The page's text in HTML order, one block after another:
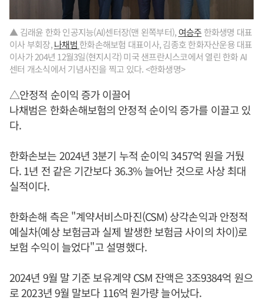
▲ 김래윤 한화 인공지능(AI)센터장(맨 왼쪽부터), 여승주 한화생명 대표
이사 부회장,나채범 한화손해보험 대표이사, 김종호 한화자산운용 대표
이사가 204년 12월3일(현지시각) 미국 샌프란시스코에서 열린 한화 AI
센터 개소식에서 기념사진을 찍고 있다. <한화생명>
△안정적 순이익 증가 이끌어
나채범은 한화손해보험의 안정적 순이익 증가를 이끌고 있
다.
한화손보는 2024년 3분기 누적 순이익 3457억 원을 거뒀
다. 1년 전 같은 기간보다 36.3% 늘어난 것으로 사상 최대
실적이다.
한화손해 측은 "계약서비스마진(CSM) 상각손익과 안정적
예실차(예상 보험금과 실제 발생한 보험금 사이의 차이)로
보험 수익이 늘었다"고 설명했다.
2024년 9월 말 기준 보유계약 CSM 잔액은 3조9384억 원으
로 2023년 9월 말보다 116억 원가량 늘어났다.